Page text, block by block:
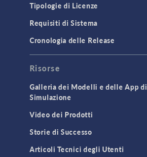
Tipologie di Licenze
Requisiti di Sistema
Cronologia delle Release
Risorse
Galleria dei Modelli e delle App di
Simulazione
Video dei Prodotti
Storie di Successo
Articoli Tecnici degli Utenti